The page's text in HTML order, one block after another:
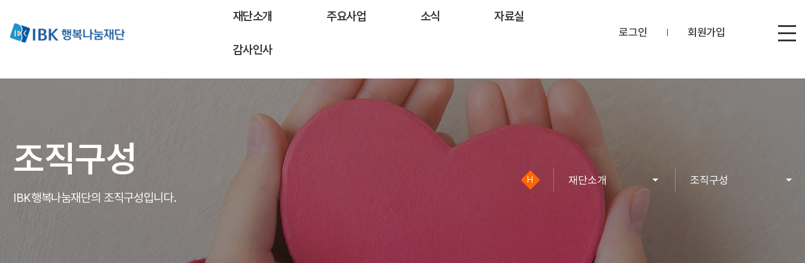
재단소개 주요사업 소식 자료실
감사인사
로그인 회원가입
조직구성
IBK행복나눔재단의 조직구성입니다.
H 재단소개
주요사업
조직구성